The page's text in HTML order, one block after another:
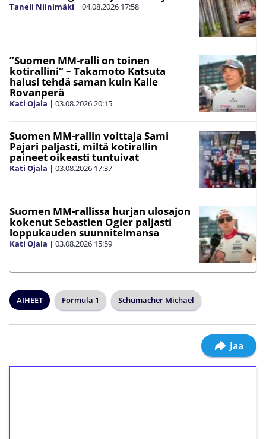
Taneli Niinimäki | 04.08.2026 17:58
”Suomen MM-ralli on toinen
kotirallini” – Takamoto Katsuta
halusi tehdä saman kuin Kalle
Rovanperä
Kati Ojala | 03.08.202620:15
Suomen MM-rallin voittaja Sami
Pajari paljasti, miltä kotirallin
paineet oikeasti tuntuivat
Kati Ojala | 03.08.2026 17:37
Suomen MM-rallissa hurjan ulosajon
kokenut Sebastien Ogier paljasti
loppukauden suunnitelmansa
Kati Ojala | 03.08.2026 15:59
AIHEET Formula 1 Schumacher Michael
Jaa